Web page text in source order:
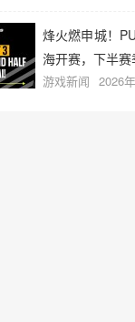
烽火燃申城！
海开赛，下半赛
游戏新闻 2026